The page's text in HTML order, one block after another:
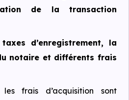
de la transaction
d’enregistrement, la
notaire et différents frais
frais d’acquisition sont